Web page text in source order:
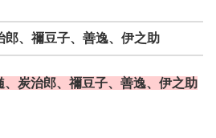
郎、禰豆子、善逸、伊之助
炭治郎、禰豆子、善逸、伊之助